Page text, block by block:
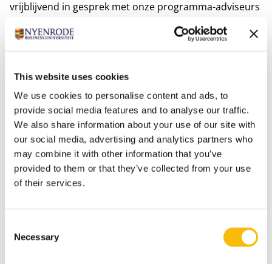
This website uses cookies
We use cookies to personalise content and ads, to
provide social media features and to analyse our traffic.
We also share information about your use of our site with
our social media, advertising and analytics partners who
may combine it with other information that you’ve
provided to them or that they’ve collected from your use
of their services.
Selection
Necessary
vrijblijvend in gesprek met onze programma-adviseurs
Cees of Everdine. Op basis van een zorgvuldige intake
adviseren we je graag over de te bewandelen leerroute
PLAN EEN DAG EN TIJD IN DIE JOU PAST
SPO Nyenrode verbindt kennis, expertise en
wetenschap in de pensioensector. Het direct
toegankelijk en toepasbaar maken van die kennis en
expertise vinden we essentieel. Alleen zo kunnen
mensen en organisaties continu van elkaar leren en
daardoor optimaal presteren in een continu
verder in jouw professionele en persoonlijke